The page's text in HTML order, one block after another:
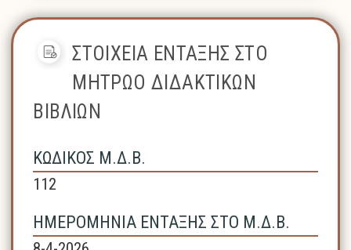
ΣΤΟΙΧΕΙΑ ΕΝΤΑΞΗΣ ΣΤΟ
ΜΗΤΡΩΟ ΔΙΔΑΚΤΙΚΩΝ
ΒΙΒΛΙΩΝ
ΚΩΔΙΚΟΣ Μ.Δ.Β.
112
ΗΜΕΡΟΜΗΝΙΑ ΕΝΤΑΞΗΣ ΣΤΟ Μ.Δ.Β.